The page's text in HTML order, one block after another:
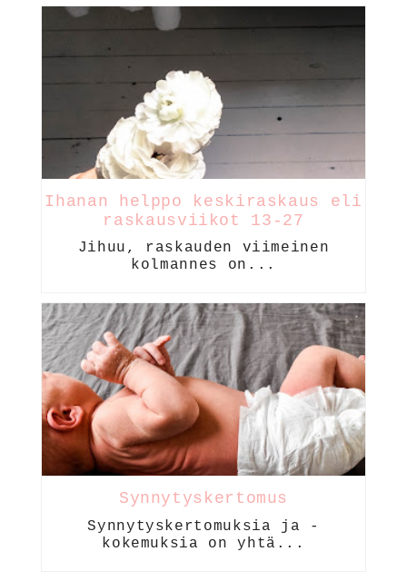
Ihanan helppo keskiraskaus eli
raskausviikot 13-27
Jihuu, raskauden viimeinen
kolmannes on...
Synnytyskertomus
Synnytyskertomuksia ja -
kokemuksia on yhtä...